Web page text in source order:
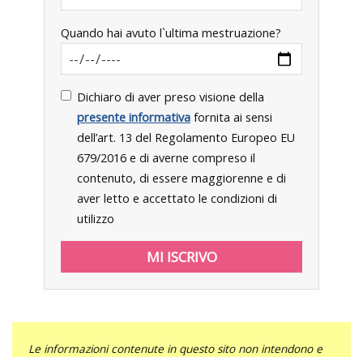
Quando hai avuto l`ultima mestruazione?
Dichiaro di aver preso visione della
presente informativa fornita ai sensi
dell’art. 13 del Regolamento Europeo EU
679/2016 e di averne compreso il
contenuto, di essere maggiorenne e di
aver letto e accettato le condizioni di
utilizzo
Le informazioni contenute in questo sito non intendono e